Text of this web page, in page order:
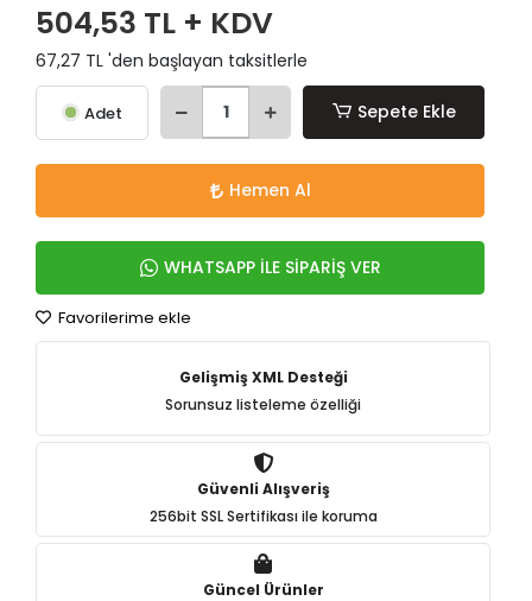
504,53 TL + KDV
67,27 TL 'den başlayan taksitlerle
Adet Sepete Ekle
Hemen Al
WHATSAPP İLE SİPARİŞ VER
Favorilerime ekle
Gelişmiş XML Desteği
Sorunsuz listeleme özelliği
Güvenli Alışveriş
256bit SSL Sertifikası ile koruma
Güncel Ürünler